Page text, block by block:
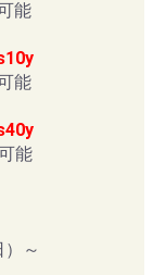
能
能
能
～